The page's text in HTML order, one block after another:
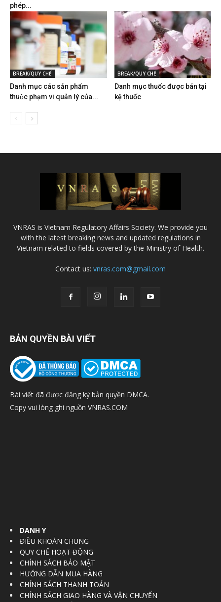
phép...
BREAK/QUY CHẾ
Danh mục các sản phẩm
thuộc phạm vi quản lý của...
BREAK/QUY CHẾ
Danh mục thuốc được bán tại
kệ thuốc
VNRAS is Vietnam Regulatory Affairs Society. We provide you
with the latest breaking news and updated regulations in
Vietnam related to fields covered by the Ministry of Health.
Contact us: vnras.com@gmail.com
BẢN QUYỀN BÀI VIẾT
Bài viết đã được đăng ký bản quyền DMCA.
Copy vui lòng ghi nguồn VNRAS.COM
DANH Y
ĐIỀU KHOẢN CHUNG
QUY CHẾ HOẠT ĐỘNG
CHÍNH SÁCH BẢO MẬT
HƯỚNG DẪN MUA HÀNG
CHÍNH SÁCH THANH TOÁN
CHÍNH SÁCH GIAO HÀNG VÀ VẬN CHUYỂN